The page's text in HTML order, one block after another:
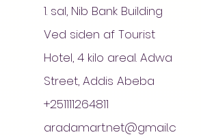
1. sal, Nib Bank Building
Ved siden af Tourist
Hotel, 4 kilo areal. Adwa
Street, Addis Abeba
+251111264811
aradamart.net@gmail.c